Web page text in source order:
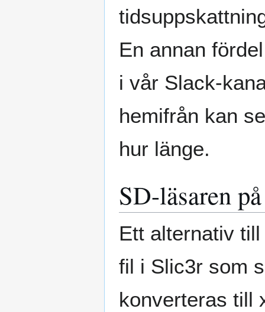
En annan
i vår Slack-
hemifrån kan
hur länge.
SD-läsaren
Ett alternativ
fil i Slic3r som
konverteras till